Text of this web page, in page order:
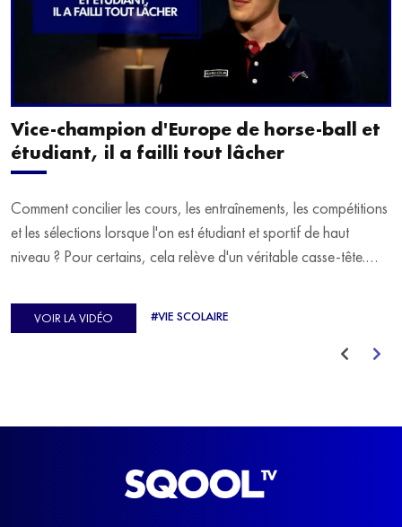
Vice-champion d'Europe de horse-ball et
étudiant, il a failli tout lâcher
Comment concilier les cours, les entraînements, les compétitions
et les sélections lorsque l'on est étudiant et sportif de haut
niveau ? Pour certains, cela relève d'un véritable casse-tête.
d'Europe de Horse-ball, qui a failli abandonner ses études
avant de trouver un nouvel équilibre.
VOIR LA VIDÉO #VIE SCOLAIRE